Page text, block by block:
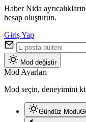
Haber Nida
hesap oluşturun.
Giriş Yap
Mod değiştir
Mod Ayarları
Mod seçin, deneyimini
Gündüz Modu